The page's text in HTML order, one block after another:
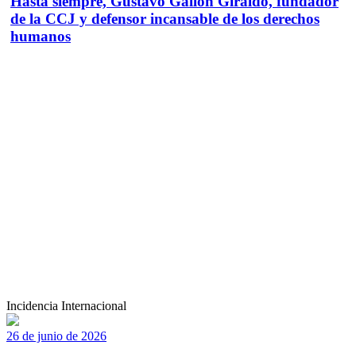
de la CCJ y defensor incansable de los derechos
humanos
Incidencia Internacional
26 de junio de 2026